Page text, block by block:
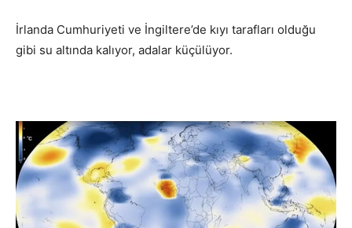
İrlanda Cumhuriyeti ve İngiltere’de kıyı tarafları olduğu
gibi su altında kalıyor, adalar küçülüyor.